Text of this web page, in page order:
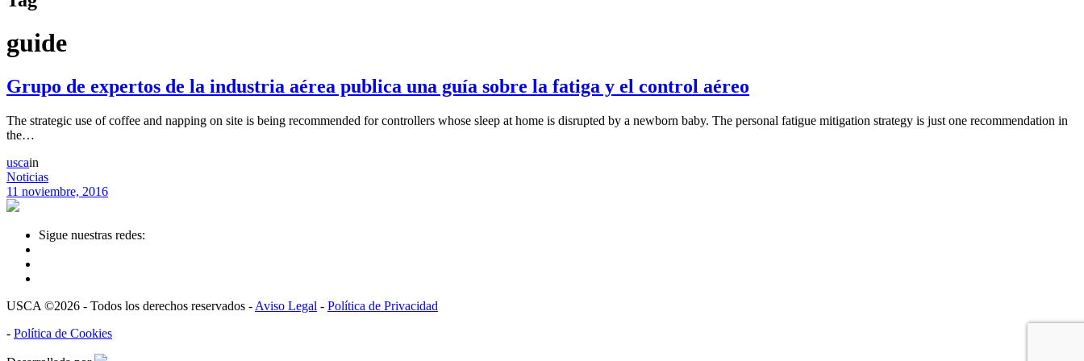
guide
Grupo de expertos de la industria aérea publica una guía sobre la fatiga y el control aéreo
The strategic use of coffee and napping on site is being recommended for controllers whose sleep at home is disrupted by a newborn baby. The personal fatigue mitigation strategy is just one recommendation in
the…
uscain
Noticias
11 noviembre, 2016
Sigue nuestras redes:
USCA ©2026 - Todos los derechos reservados - Aviso Legal - Política de Privacidad
- Política de Cookies